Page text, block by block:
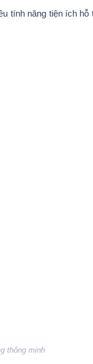
tính năng tiện ích
thông minh